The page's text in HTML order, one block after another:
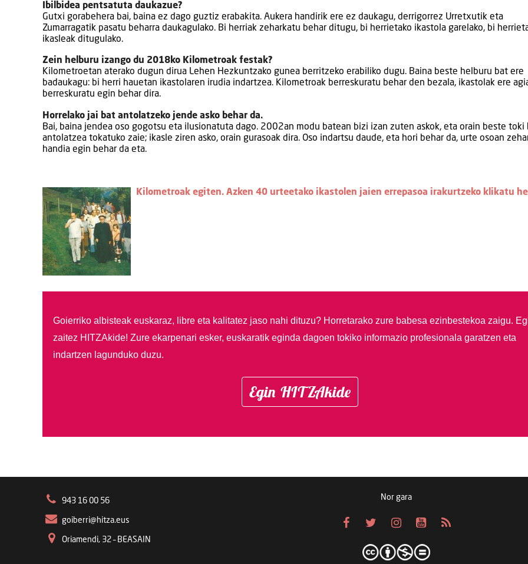
Ibilbidea pentsatuta daukazue?
Gutxi gorabehera bai, baina ez dago guztiz erabakita. Aukera handirik ere ez daukagu, derrigorrez Urretxutik eta
Zumarragatik pasatu beharra daukagulako. Bi herriak zeharkatu behar ditugu, bi herrietako ikastola garelako, bi
ikasleak ditugulako.
Zein helburu izango du 2018ko Kilometroak festak?
Kilometroetan aterako dugun dirua Lehen Hezkuntzako gunea berritzeko erabiliko dugu. Baina beste helburu bat ere
badaukagu: bi herri hauetan ikastolaren irudia indartzea. Kilometroak berreskuratu behar den bezala, ikastolak ere
berreskuratu egin behar dira.
Horrelako jai bat antolatzeko jende asko behar da.
Bai, baina jendea oso gogotsu eta ilusionatuta dago. 2002an modu batean bizi izan zuten askok, eta orain beste
antolatzea tokatuko zaie; ikasle ziren asko, orain gurasoak dira. Oso indartsu daude, eta hori behar da, urte osoan
handia egin behar da eta.
Kilometroak egiten. Azken 40 urteetako ikastolen jaien errepasoa irakurtzeko klikatu
Goierriko albisteak euskaraz, libre eta kalitatez jaso nahi dituzu? Horretarako zure babesa ezinbestekoa zaigu.
zaitez HITZAkide! Zure ekarpenari esker, euskaratik eginda dagoen tokiko informazio profesionala garatzen eta
indartzen lagunduko duzu.
Egin HITZAkide
943 16 00 56
goiberri@hitza.eus
Oriamendi, 32 – BEASAIN
Nor gara